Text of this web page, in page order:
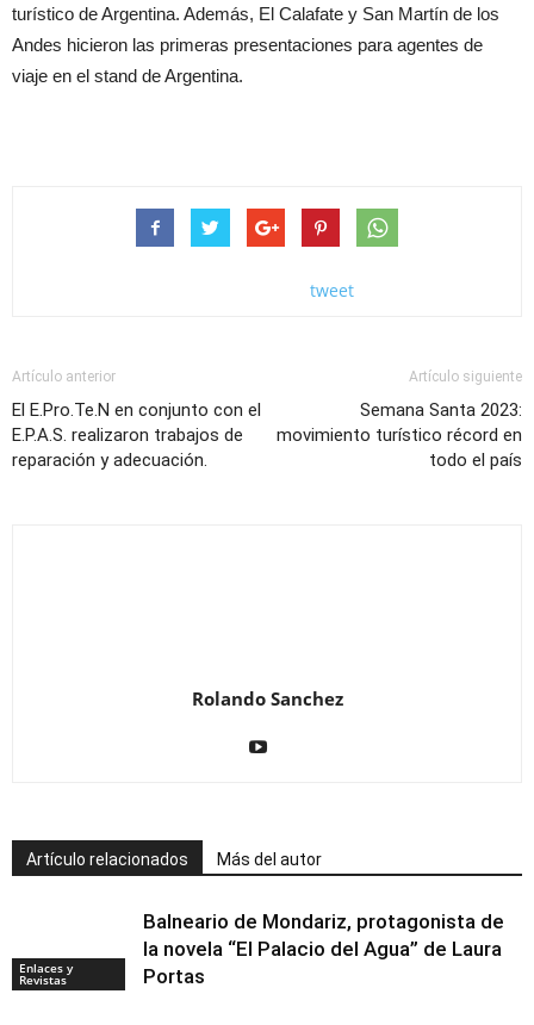
turístico de Argentina. Además, El Calafate y San Martín de los
Andes hicieron las primeras presentaciones para agentes de
viaje en el stand de Argentina.
tweet
Artículo anterior
El E.Pro.Te.N en conjunto con el
E.P.A.S. realizaron trabajos de
reparación y adecuación.
Artículo siguiente
Semana Santa 2023:
movimiento turístico récord en
todo el país
Rolando Sanchez
Artículo relacionados Más del autor
Enlaces y
Revistas
Balneario de Mondariz, protagonista de
la novela “El Palacio del Agua” de Laura
Portas